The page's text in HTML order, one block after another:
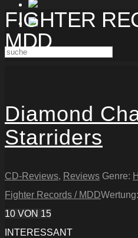
FIGHTER
MDD
Diamond
Starriders
CD-Reviews, Reviews Genre:
Fighter Records / MDDWertung:
10 VON 15
INTERESSANT